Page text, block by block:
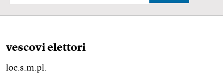
vescovi elettori
loc.s.m.pl.